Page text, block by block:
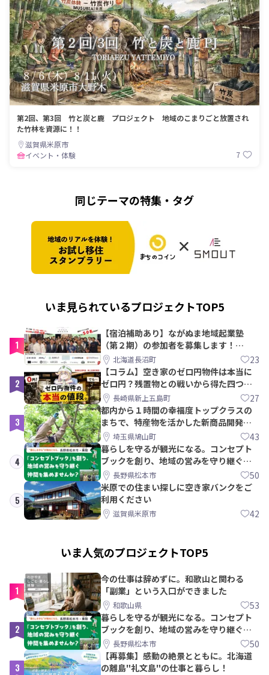
第2回、第3回 竹と炭と鹿 プロジェクト 地域のこまりごと放置され
た竹林を資源に！！
滋賀県米原市
イベント・体験
7
同じテーマの特集・タグ
いま見られているプロジェクトTOP5
1
【宿泊補助あり】ながぬま地域起業塾
（第２期）の参加者を募集します！
【8/21〆】
北海道長沼町 23
2
【コラム】空き家のゼロ円物件は本当に
ゼロ円？残置物との戦いから得た四つの
教訓｜新上五島町
長崎県新上五島町 27
3
都内から１時間の幸福度トップクラスの
まちで、特産物を活かした新商品開発＆
PRメンバー募集！
埼玉県鳩山町 43
4
暮らしを守るが観光になる。コンセプト
ブックを創り、地域の営みを守り継ぐ仲
間を集めませんか？
長野県松本市 50
5
米原での住まい探しに空き家バンクをご
利用ください
滋賀県米原市 42
いま人気のプロジェクトTOP5
1
今の仕事は辞めずに。和歌山と関わる
「副業」という入口ができました
和歌山県 53
2
暮らしを守るが観光になる。コンセプト
ブックを創り、地域の営みを守り継ぐ仲
間を集めませんか？
長野県松本市 50
3
【再募集】感動の絶景とともに。北海道
の離島"礼文島"の仕事と暮らし！